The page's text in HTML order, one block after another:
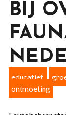
BIJ
educatief
ontmoeting